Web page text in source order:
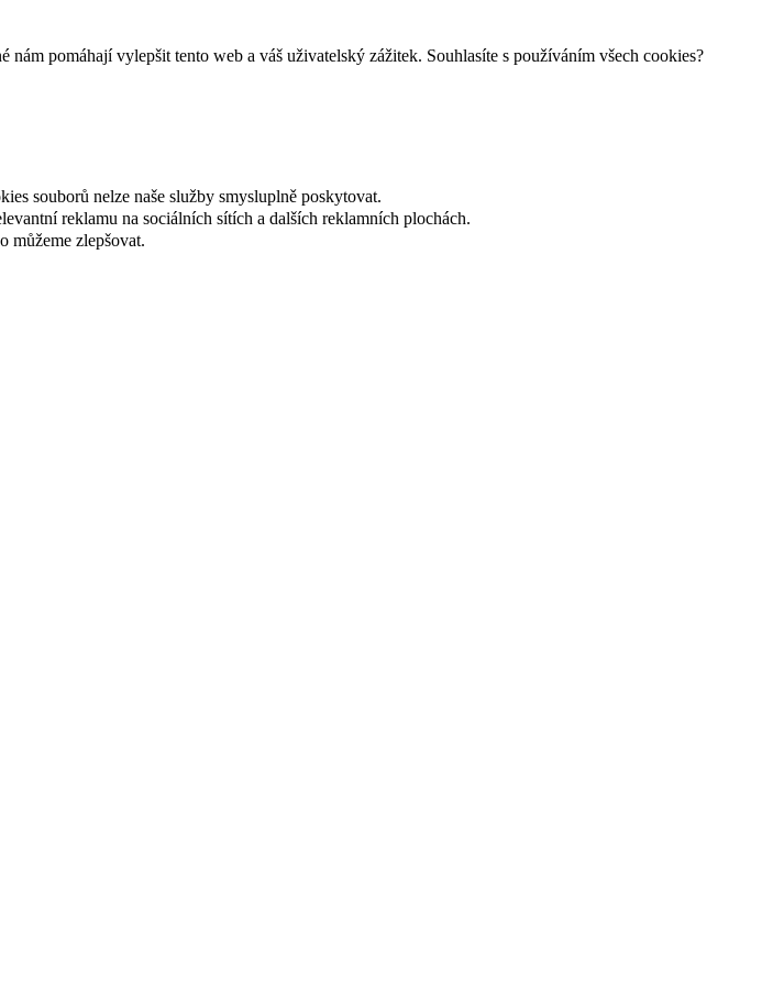
pomáhají vylepšit tento web a váš uživatelský zážitek. Souhlasíte s používáním všech cookies?
souborů nelze naše služby smysluplně poskytovat.
reklamu na sociálních sítích a dalších reklamních plochách.
můžeme zlepšovat.